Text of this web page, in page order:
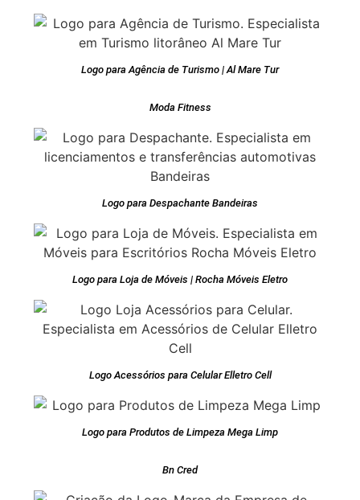
Logo para Agência de Turismo | Al Mare Tur
Moda Fitness
Logo para Despachante Bandeiras
Logo para Loja de Móveis | Rocha Móveis Eletro
Logo Acessórios para Celular Elletro Cell
Logo para Produtos de Limpeza Mega Limp
Bn Cred